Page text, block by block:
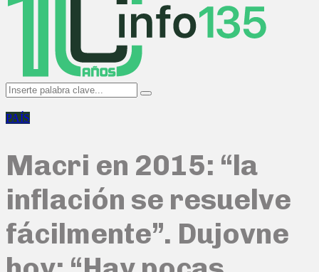
Search
for:
Search
PAÍS
Macri en 2015: “la
inflación se resuelve
fácilmente”. Dujovne